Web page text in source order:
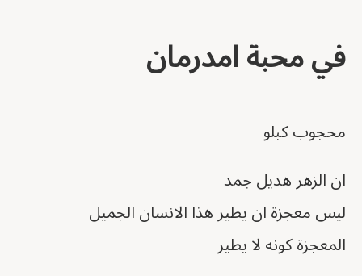
في محبة امدرمان
محجوب كبلو
ان الزهر هديل جمد
ليس معجزة ان يطير هذا الانسان الجميل
المعجزة كونه لا يطير